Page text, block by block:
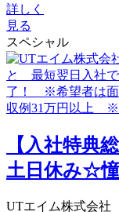
詳しく
見る
スペシャル
【入社特典
土日休み☆
UTエイム株式会社